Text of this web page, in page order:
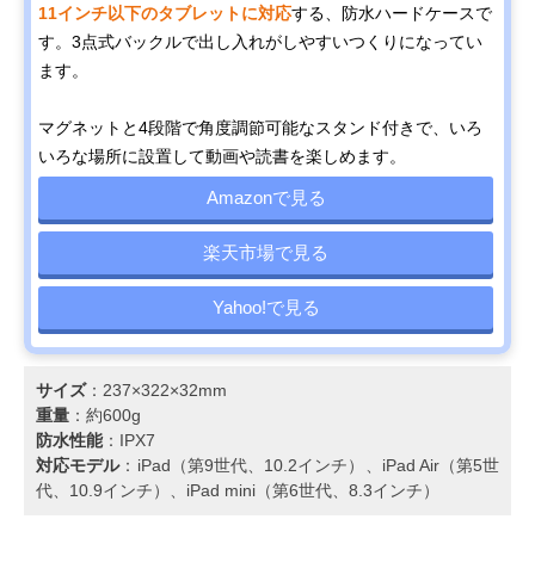
11インチ以下のタブレットに対応する、防水ハードケースで
す。3点式バックルで出し入れがしやすいつくりになってい
ます。
マグネットと4段階で角度調節可能なスタンド付きで、いろ
いろな場所に設置して動画や読書を楽しめます。
Amazonで見る
楽天市場で見る
Yahoo!で見る
サイズ：237×322×32mm
重量 ：約600g
防水性能：IPX7
対応モデル：iPad（第9世代、10.2インチ）、iPad Air（第5世
代、10.9インチ）、iPad mini（第6世代、8.3インチ）